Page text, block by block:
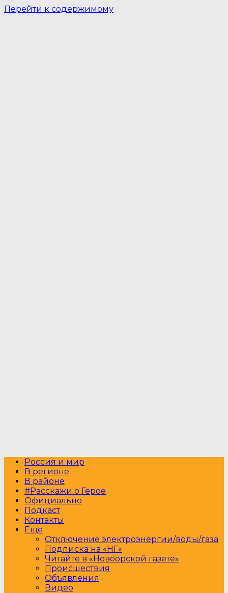
Перейти к содержимому
Россия и мир
В регионе
В районе
#Расскажи о Герое
Официально
Подкаст
Контакты
Еще
Отключение электроэнергии/воды/газа
Подписка на «НГ»
Читайте в «Новоорской газете»
Происшествия
Объявления
Видео